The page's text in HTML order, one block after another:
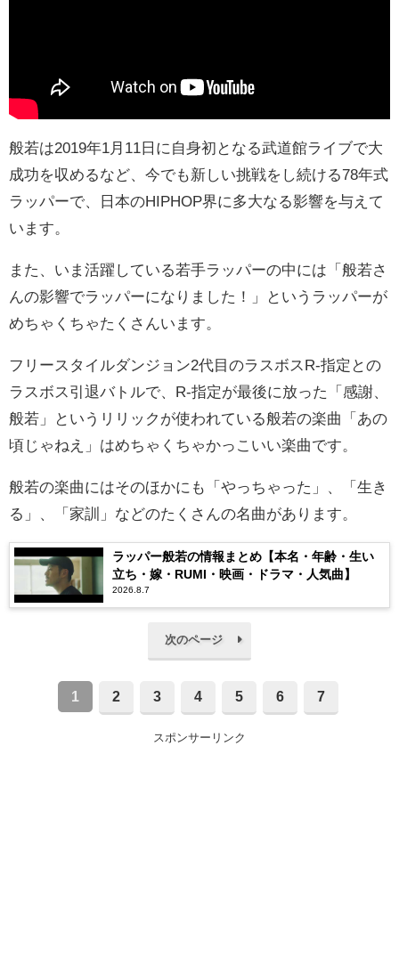
般若は2019年1月11日に自身初となる武道館ライブで大
成功を収めるなど、今でも新しい挑戦をし続ける78年式
ラッパーで、日本のHIPHOP界に多大なる影響を与えて
います。
また、いま活躍している若手ラッパーの中には「般若さ
んの影響でラッパーになりました！」というラッパーが
めちゃくちゃたくさんいます。
フリースタイルダンジョン2代目のラスボスR-指定との
ラスボス引退バトルで、R-指定が最後に放った「感謝、
般若」というリリックが使われている般若の楽曲「あの
頃じゃねえ」はめちゃくちゃかっこいい楽曲です。
般若の楽曲にはそのほかにも「やっちゃった」、「生き
る」、「家訓」などのたくさんの名曲があります。
ラッパー般若の情報まとめ【本名・年齢・生い
立ち・嫁・RUMI・映画・ドラマ・人気曲】
2026.8.7
次のページ
1 2 3 4 5 6 7
スポンサーリンク